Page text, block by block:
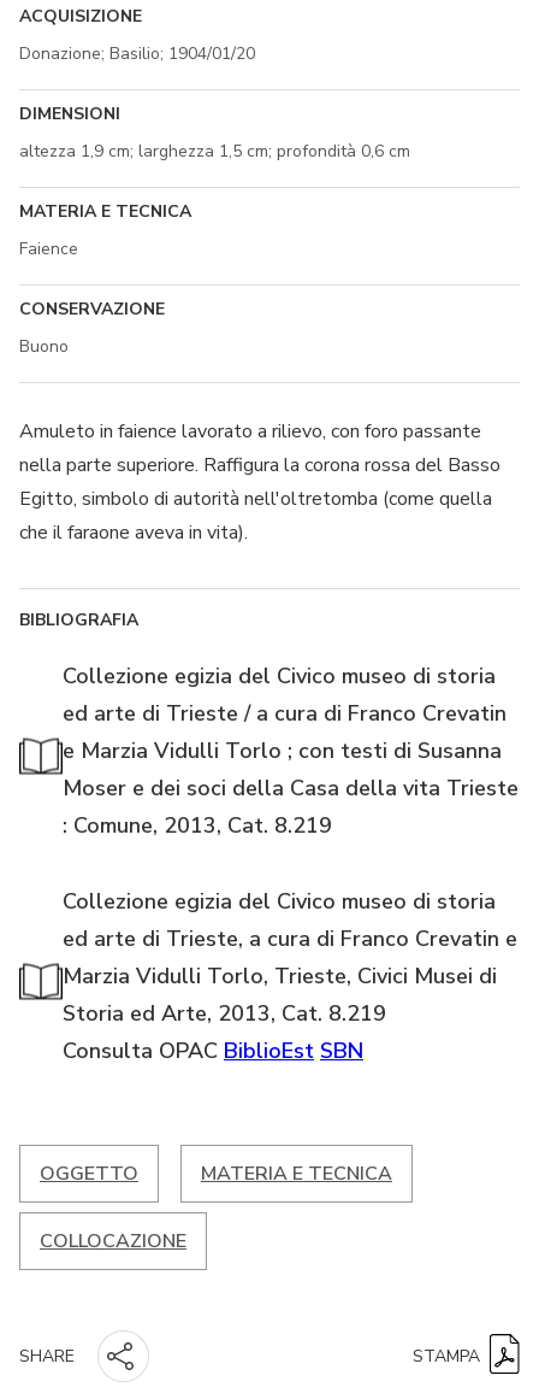
ACQUISIZIONE
Donazione; Basilio; 1904/01/20
DIMENSIONI
altezza 1,9 cm; larghezza 1,5 cm; profondità 0,6 cm
MATERIA E TECNICA
Faience
CONSERVAZIONE
Buono
Amuleto in faience lavorato a rilievo, con foro passante
nella parte superiore. Raffigura la corona rossa del Basso
Egitto, simbolo di autorità nell'oltretomba (come quella
che il faraone aveva in vita).
BIBLIOGRAFIA
Collezione egizia del Civico museo di storia
ed arte di Trieste / a cura di Franco Crevatin
e Marzia Vidulli Torlo ; con testi di Susanna
Moser e dei soci della Casa della vita Trieste
: Comune, 2013, Cat. 8.219
Collezione egizia del Civico museo di storia
ed arte di Trieste, a cura di Franco Crevatin e
Marzia Vidulli Torlo, Trieste, Civici Musei di
Storia ed Arte, 2013, Cat. 8.219
Consulta OPAC BiblioEst SBN
OGGETTO MATERIA E TECNICA
COLLOCAZIONE
SHARE STAMPA